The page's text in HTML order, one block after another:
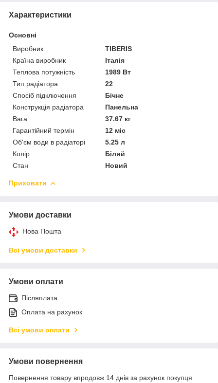
Характеристики
Основні
Виробник
TIBERIS
Країна виробник
Італія
Теплова потужність
1989 Вт
Тип радіатора
22
Спосіб підключення
Бічне
Конструкція радіатора
Панельна
Вага
37.67 кг
Гарантійний термін
12 міс
Об'єм води в радіаторі
5.25 л
Колір
Білий
Стан
Новий
Приховати
Умови доставки
Нова Пошта
Всі умови доставки
Умови оплати
Післяплата
Оплата на рахунок
Всі умови оплати
Умови повернення
Повернення товару впродовж 14 днів за рахунок покупця